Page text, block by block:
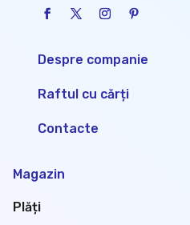
Despre companie
Raftul cu cărți
Contacte
Magazin
Plăți